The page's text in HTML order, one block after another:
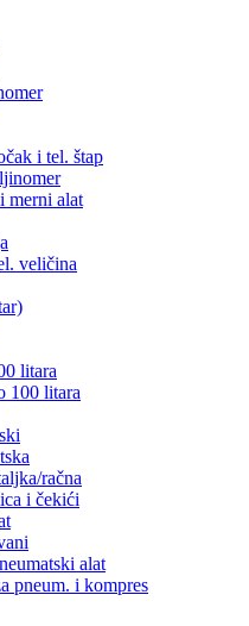
i tel. štap
merni alat
veličina
litara
100 litara
račna
i čekići
alat
pneum. i kompres